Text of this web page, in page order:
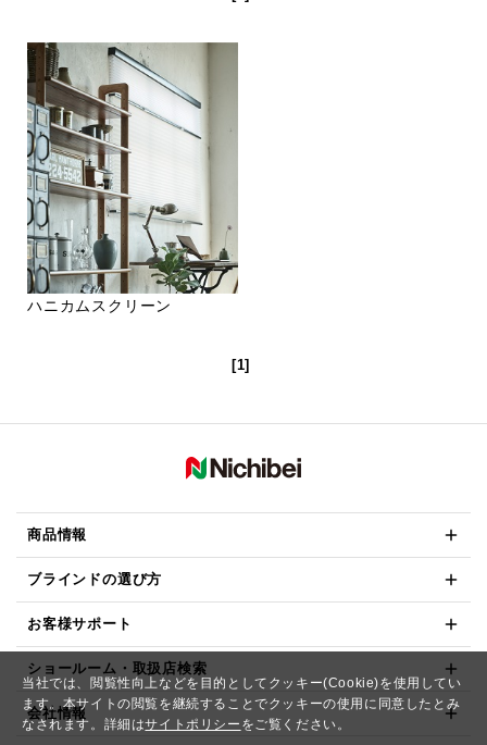
当社では、閲覧性向上などを目的としてクッキー(Cookie)を使用してい
ます。本サイトの閲覧を継続することでクッキーの使用に同意したとみ
なされます。詳細はサイトポリシー をご覧ください。
ハニカムスクリーン
[1]
商品情報
ブラインドの選び方
お客様サポート
ショールーム・取扱店検索
会社情報